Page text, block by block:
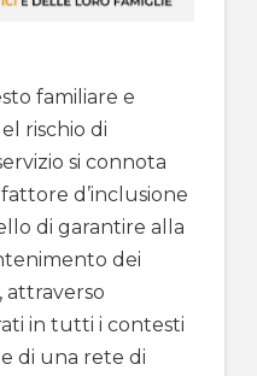
familiare e
rischio di
si connota
d’inclusione
di garantire alla
dei
attraverso
in tutti i contesti
di una rete di